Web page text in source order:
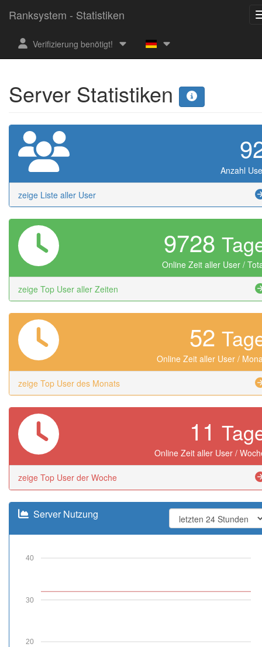
Ranksystem - Statistiken
Verifizierung benötigt!
Server Statistiken
Anzahl
zeige Liste aller User
9728
Online Zeit aller User /
zeige Top User aller Zeiten
52
Online Zeit aller User /
zeige Top User des Monats
11
Online Zeit aller User /
zeige Top User der Woche
Server Nutzung
20
30
40